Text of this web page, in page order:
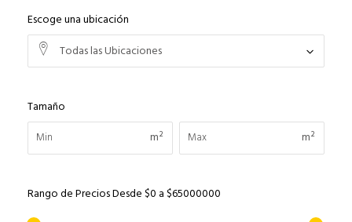
Escoge una ubicación
Todas las Ubicaciones
Tamaño
m²
m²
Rango de PreciosDesde$0 a$65000000